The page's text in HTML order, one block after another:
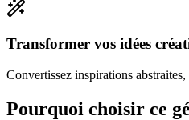
Transformer vos idées
Convertissez inspirations
Pourquoi choisir ce